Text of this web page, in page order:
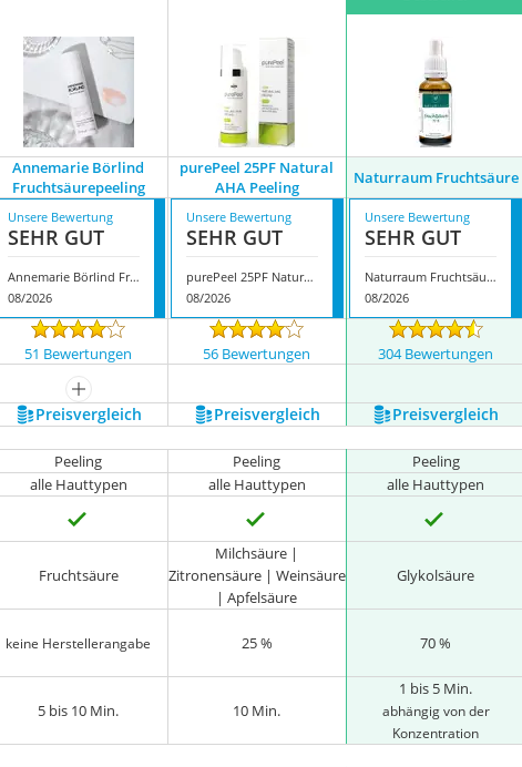
Annemarie Börlind
Fruchtsäurepeeling
purePeel 25PF Natural
AHA Peeling
Naturraum Fruchtsäure
Unsere Bewertung
SEHR GUT
Annemarie Börlind Fruchtsäurepeeling
08/2026
Unsere Bewertung
SEHR GUT
purePeel 25PF Natural AHA Peeling
08/2026
Unsere Bewertung
SEHR GUT
Naturraum Fruchtsäure
08/2026
51 Bewertungen 56 Bewertungen 304 Bewertungen
mehr anzeigen
Preis­vergleich Preis­vergleich Preis­vergleich
Peeling Peeling Peeling
alle Hauttypen alle Hauttypen alle Hauttypen
Fruchtsäure
Milchsäure |
Zitronensäure | Weinsäure
| Apfelsäure
Glykolsäure
keine Herstellerangabe 25 % 70 %
5 bis 10 Min. 10 Min.
1 bis 5 Min.
abhängig von der
Konzentration